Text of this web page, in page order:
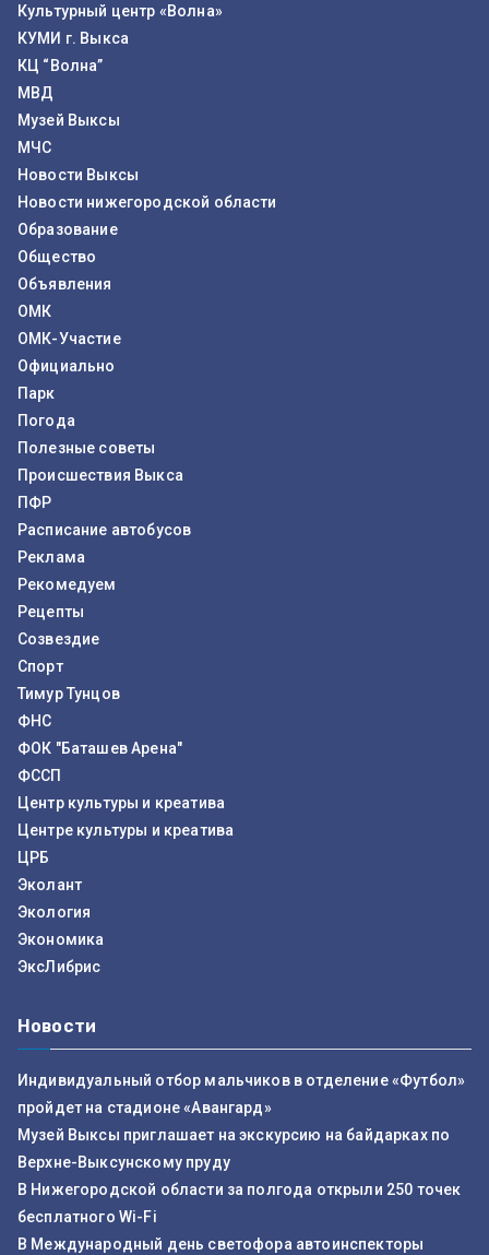
Культурный центр «Волна»
КУМИ г. Выкса
КЦ “Волна”
МВД
Музей Выксы
МЧС
Новости Выксы
Новости нижегородской области
Образование
Общество
Объявления
ОМК
ОМК-Участие
Официально
Парк
Погода
Полезные советы
Происшествия Выкса
ПФР
Расписание автобусов
Реклама
Рекомедуем
Рецепты
Созвездие
Спорт
Тимур Тунцов
ФНС
ФОК "Баташев Арена"
ФССП
Центр культуры и креатива
Центре культуры и креатива
ЦРБ
Эколант
Экология
Экономика
ЭксЛибрис
Новости
Индивидуальный отбор мальчиков в отделение «Футбол»
пройдет на стадионе «Авангард»
Музей Выксы приглашает на экскурсию на байдарках по
Верхне-Выксунскому пруду
В Нижегородской области за полгода открыли 250 точек
бесплатного Wi-Fi
В Международный день светофора автоинспекторы